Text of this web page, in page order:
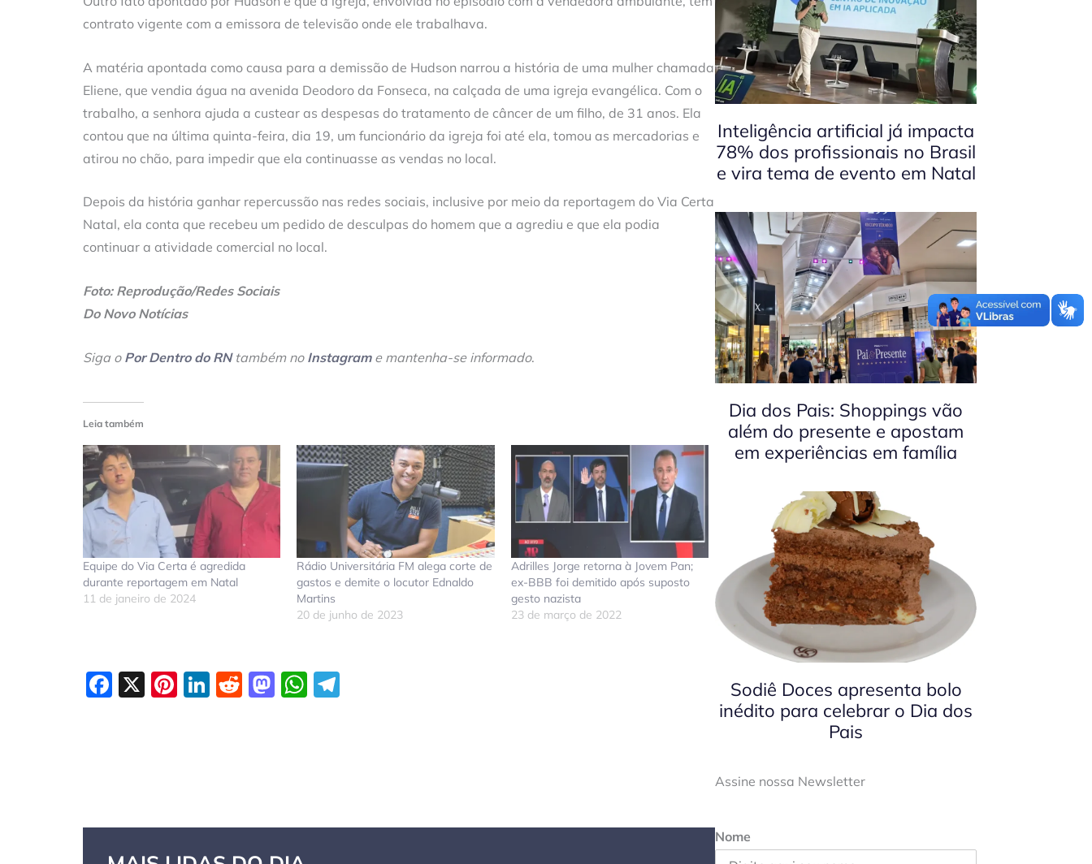
contrato vigente com a emissora de televisão onde ele trabalhava.
A matéria apontada como causa para a demissão de Hudson narrou a história de uma mulher chamada
Eliene, que vendia água na avenida Deodoro da Fonseca, na calçada de uma igreja evangélica. Com o
trabalho, a senhora ajuda a custear as despesas do tratamento de câncer de um filho, de 31 anos. Ela
contou que na última quinta-feira, dia 19, um funcionário da igreja foi até ela, tomou as mercadorias e
atirou no chão, para impedir que ela continuasse as vendas no local.
Depois da história ganhar repercussão nas redes sociais, inclusive por meio da reportagem do Via Certa
Natal, ela conta que recebeu um pedido de desculpas do homem que a agrediu e que ela podia
continuar a atividade comercial no local.
Foto: Reprodução/Redes Sociais
Do Novo Notícias
Siga o Por Dentro do RNtambém no Instagrame mantenha-se informado.
Leia também
Equipe do Via Certa é agredida
durante reportagem em Natal
11 de janeiro de 2024
Rádio Universitária FM alega corte de
gastos e demite o locutor Ednaldo
Martins
20 de junho de 2023
Adrilles Jorge retorna à Jovem Pan;
ex-BBB foi demitido após suposto
gesto nazista
23 de março de 2022
Facebook
X Pinterest
LinkedIn
Reddit
Mastodon
WhatsApp
Inteligência artificial já impacta
78% dos profissionais no Brasil
e vira tema de evento em Natal
Dia dos Pais: Shoppings vão
além do presente e apostam
em experiências em família
Sodiê Doces apresenta bolo
inédito para celebrar o Dia dos
Pais
Assine nossa Newsletter
Nome